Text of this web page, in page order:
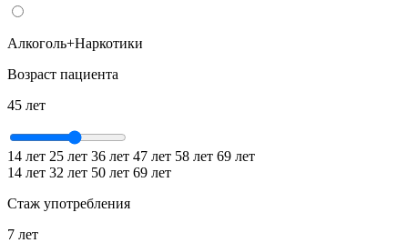
Алкоголь+Наркотики
Возраст пациента
45 лет
14 лет 25 лет 36 лет 47 лет 58 лет 69 лет
14 лет 32 лет 50 лет 69 лет
Стаж употребления
7 лет